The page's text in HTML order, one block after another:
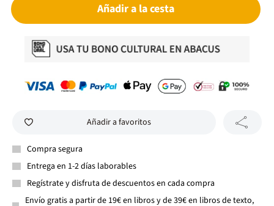
Añadir a la cesta
Añadir a favoritos
Compra segura
Entrega en 1-2 días laborables
Regístrate y disfruta de descuentos en cada compra
Envío gratis a partir de 19€ en libros y de 39€ en libros de texto,